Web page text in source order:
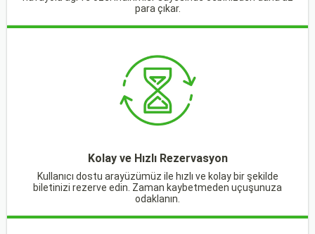
para çıkar.
Kolay ve Hızlı Rezervasyon
Kullanıcı dostu arayüzümüz ile hızlı ve kolay bir şekilde
biletinizi rezerve edin. Zaman kaybetmeden uçuşunuza
odaklanın.